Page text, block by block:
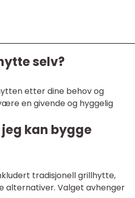
selv?
etter dine behov og
en givende og hyggelig
kan bygge
tradisjonell grillhytte,
alternativer. Valget avhenger